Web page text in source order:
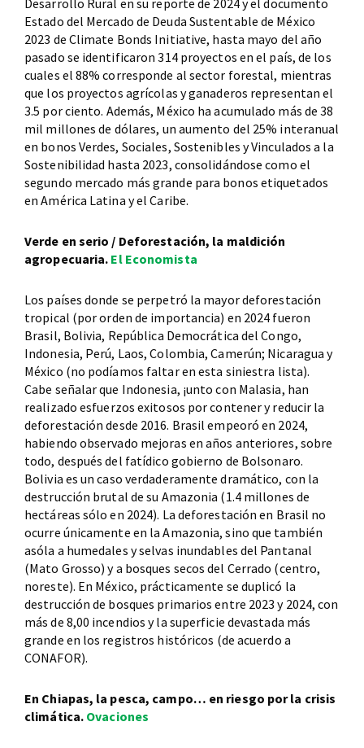
Desarrollo Rural en su reporte de 2024 y el documento
Estado del Mercado de Deuda Sustentable de México
2023 de Climate Bonds Initiative, hasta mayo del año
pasado se identificaron 314 proyectos en el país, de los
cuales el 88% corresponde al sector forestal, mientras
que los proyectos agrícolas y ganaderos representan el
3.5 por ciento. Además, México ha acumulado más de 38
mil millones de dólares, un aumento del 25% interanual
en bonos Verdes, Sociales, Sostenibles y Vinculados a la
Sostenibilidad hasta 2023, consolidándose como el
segundo mercado más grande para bonos etiquetados
en América Latina y el Caribe.
Verde en serio / Deforestación, la maldición
agropecuaria. El Economista
Los países donde se perpetró la mayor deforestación
tropical (por orden de importancia) en 2024 fueron
Brasil, Bolivia, República Democrática del Congo,
Indonesia, Perú, Laos, Colombia, Camerún; Nicaragua y
México (no podíamos faltar en esta siniestra lista).
Cabe señalar que Indonesia, ¡unto con Malasia, han
realizado esfuerzos exitosos por contener y reducir la
deforestación desde 2016. Brasil empeoró en 2024,
habiendo observado mejoras en años anteriores, sobre
todo, después del fatídico gobierno de Bolsonaro.
Bolivia es un caso verdaderamente dramático, con la
destrucción brutal de su Amazonia (1.4 millones de
hectáreas sólo en 2024). La deforestación en Brasil no
ocurre únicamente en la Amazonia, sino que también
asóla a humedales y selvas inundables del Pantanal
(Mato Grosso) y a bosques secos del Cerrado (centro,
noreste). En México, prácticamente se duplicó la
destrucción de bosques primarios entre 2023 y 2024, con
más de 8,00 incendios y la superficie devastada más
grande en los registros históricos (de acuerdo a
CONAFOR).
En Chiapas, la pesca, campo… en riesgo por la crisis
climática. Ovaciones